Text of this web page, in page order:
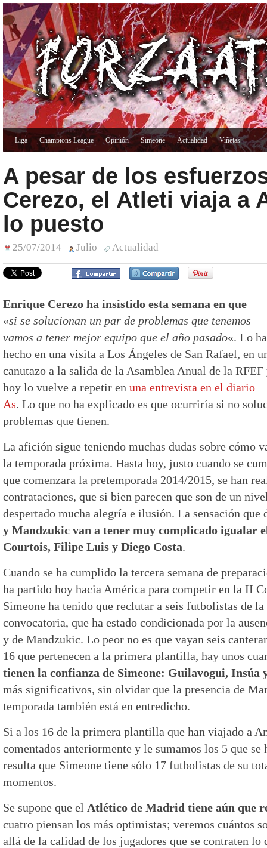
Liga Champions League Opinión Simeone Actualidad Viñetas
A pesar de los
Cerezo, el Atleti viaja a
lo puesto
25/07/2014 Julio Actualidad
Enrique Cerezo ha insistido esta semana en que
«si se solucionan un par de problemas que tenemos
vamos a tener mejor equipo que el año pasado«. Lo ha
hecho en una visita a Los Ángeles de San Rafael, en
canutazo a la salida de la Asamblea Anual de la RFEF
hoy lo vuelve a repetir en una entrevista en el diario
As. Lo que no ha explicado es que ocurriría si no
problemas que tienen.
La afición sigue teniendo muchas dudas sobre cómo
la temporada próxima. Hasta hoy, justo cuando se
que comenzara la pretemporada 2014/2015, se han
contrataciones, que si bien parecen que son de un
despertado mucha alegría e ilusión. La sensación que
y Mandzukic van a tener muy complicado igualar
Courtois, Filipe Luis y Diego Costa.
Cuando se ha cumplido la tercera semana de
ha partido hoy hacia América para competir en la II
Simeone ha tenido que reclutar a seis futbolistas de
convocatoria, que ha estado condicionada por la
y de Mandzukic. Lo peor no es que vayan seis
16 que pertenecen a la primera plantilla, hay unos
tienen la confianza de Simeone: Guilavogui, Insúa
más significativos, sin olvidar que la presencia de
temporada también está en entredicho.
Si a los 16 de la primera plantilla que han viajado a
comentados anteriormente y le sumamos los 5 que se
resulta que Simeone tiene sólo 17 futbolistas de su
momentos.
Se supone que el Atlético de Madrid tiene aún que
cuatro piensan los más optimistas; veremos cuántos
allá de la calidad de los jugadores que se contraten lo